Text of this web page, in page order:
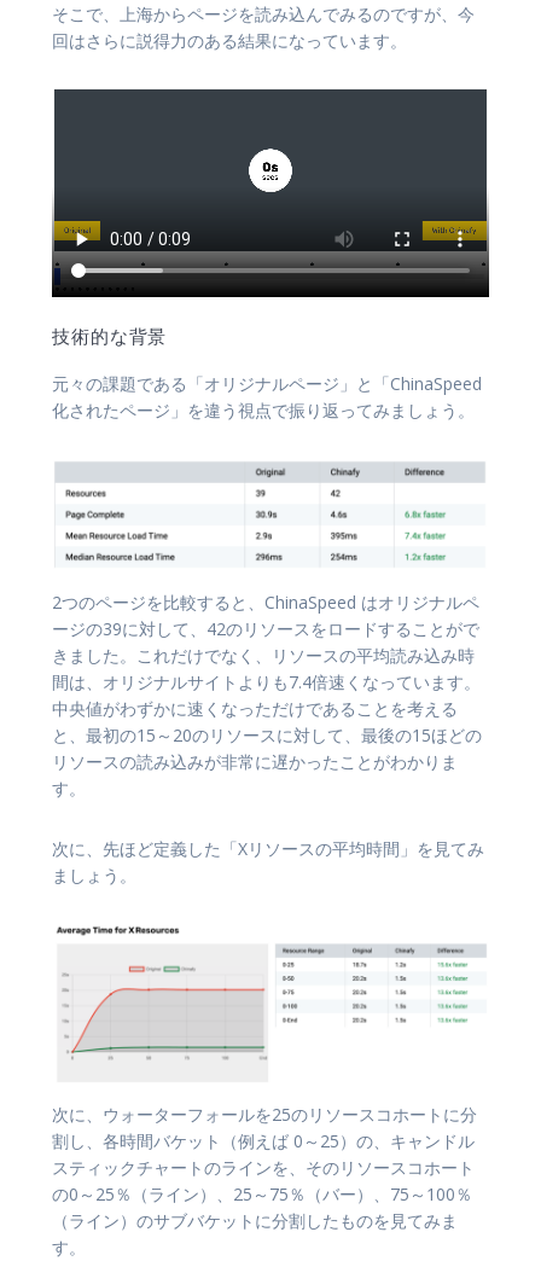
そこで、上海からページを読み込んでみるのですが、今
回はさらに説得力のある結果になっています。
技術的な背景
元々の課題である「オリジナルページ」と「ChinaSpeed
化されたページ」を違う視点で振り返ってみましょう。
2つのページを比較すると、ChinaSpeed はオリジナルペ
ージの39に対して、42のリソースをロードすることがで
きました。これだけでなく、リソースの平均読み込み時
間は、オリジナルサイトよりも7.4倍速くなっています。
中央値がわずかに速くなっただけであることを考える
と、最初の15～20のリソースに対して、最後の15ほどの
リソースの読み込みが非常に遅かったことがわかりま
す。
次に、先ほど定義した「Xリソースの平均時間」を見てみ
ましょう。
次に、ウォーターフォールを25のリソースコホートに分
割し、各時間バケット（例えば 0～25）の、キャンドル
スティックチャートのラインを、そのリソースコホート
の0～25％（ライン）、25～75％（バー）、75～100％
（ライン）のサブバケットに分割したものを見てみま
す。